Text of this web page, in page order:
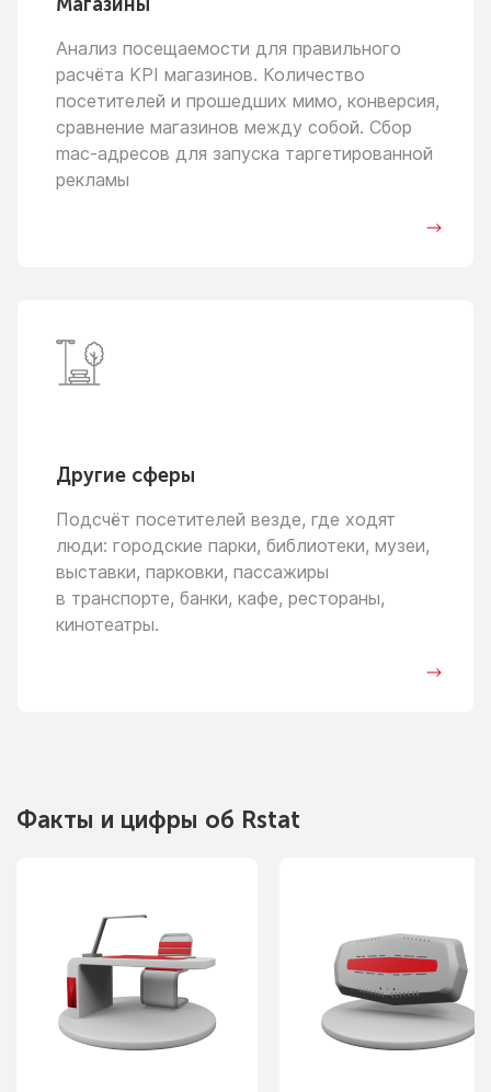
Анализ посещаемости для правильного
расчёта KPI магазинов. Количество
посетителей и прошедших мимо, конверсия,
сравнение магазинов между собой. Сбор
mac-адресов для запуска таргетированной
рекламы
Другие сферы
Подсчёт посетителей везде, где ходят
люди: городские парки, библиотеки, музеи,
выставки, парковки, пассажиры
в транспорте, банки, кафе, рестораны,
кинотеатры.
Факты и цифры об Rstat